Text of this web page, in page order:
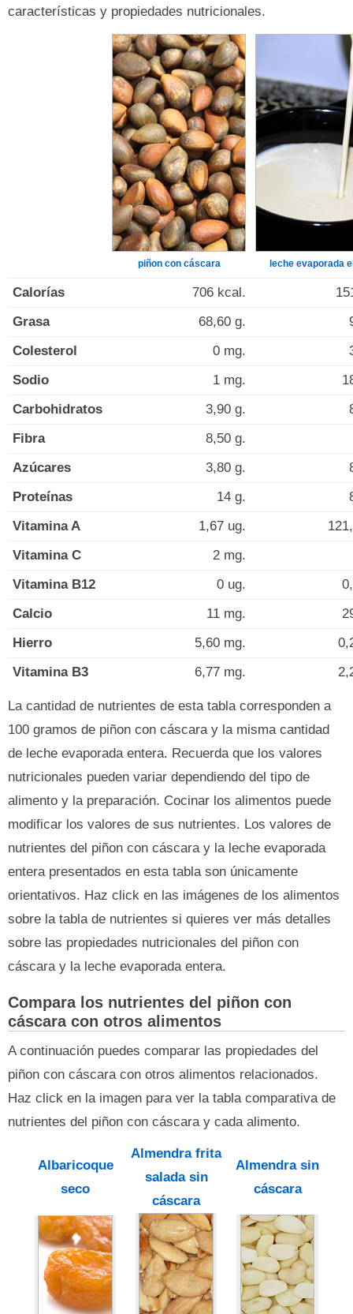
características y propiedades nutricionales.
piñon con cáscara leche evaporada
Calorías 706 kcal.
Grasa
68,60 g.
Colesterol
0 mg.
Sodio
1 mg.
Carbohidratos
3,90 g.
Fibra
8,50 g.
Azúcares
3,80 g.
Proteínas
14 g.
Vitamina A
1,67 ug.
Vitamina C
2 mg.
Vitamina B12
0 ug.
Calcio
11 mg.
Hierro
5,60 mg.
Vitamina B3
6,77 mg.
La cantidad de nutrientes de esta tabla corresponden a
100 gramos de piñon con cáscara y la misma cantidad
de leche evaporada entera. Recuerda que los valores
nutricionales pueden variar dependiendo del tipo de
alimento y la preparación. Cocinar los alimentos puede
modificar los valores de sus nutrientes. Los valores de
nutrientes del piñon con cáscara y la leche evaporada
entera presentados en esta tabla son únicamente
orientativos. Haz click en las imágenes de los alimentos
sobre la tabla de nutrientes si quieres ver más detalles
sobre las propiedades nutricionales del piñon con
cáscara y la leche evaporada entera.
Compara los nutrientes del piñon con
cáscara con otros alimentos
A continuación puedes comparar las propiedades del
piñon con cáscara con otros alimentos relacionados.
Haz click en la imagen para ver la tabla comparativa de
nutrientes del piñon con cáscara y cada alimento.
Albaricoque
seco
Almendra frita
salada sin
cáscara
Almendra sin
cáscara